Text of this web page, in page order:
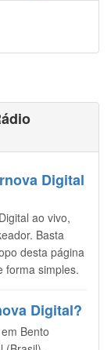
Digital
ao vivo,
Basta
desta página
forma simples.
Digital?
Bento